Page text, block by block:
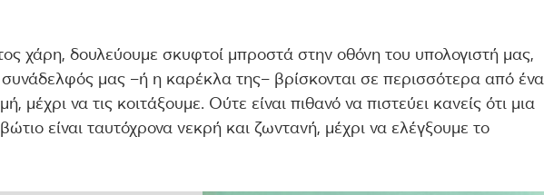
χάρη, δουλεύουμε σκυφτοί μπροστά στην οθόνη του υπολογιστή μας,
μας –ή η καρέκλα της– βρίσκονται σε περισσότερα από ένα
μέχρι να τις κοιτάξουμε. Ούτε είναι πιθανό να πιστεύει κανείς ότι μια
είναι ταυτόχρονα νεκρή και ζωντανή, μέχρι να ελέγξουμε το